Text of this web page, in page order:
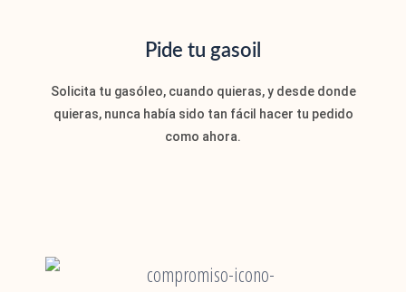
Pide tu gasoil
Solicita tu gasóleo, cuando quieras, y desde donde
quieras, nunca había sido tan fácil hacer tu pedido
como ahora.